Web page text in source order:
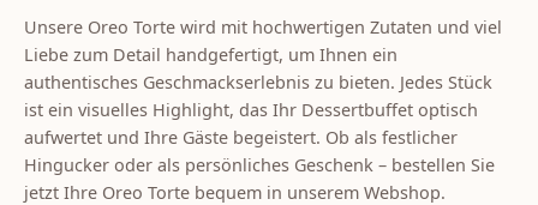
Unsere Oreo Torte wird mit hochwertigen Zutaten und viel
Liebe zum Detail handgefertigt, um Ihnen ein
authentisches Geschmackserlebnis zu bieten. Jedes Stück
ist ein visuelles Highlight, das Ihr Dessertbuffet optisch
aufwertet und Ihre Gäste begeistert. Ob als festlicher
Hingucker oder als persönliches Geschenk – bestellen Sie
jetzt Ihre Oreo Torte bequem in unserem Webshop.